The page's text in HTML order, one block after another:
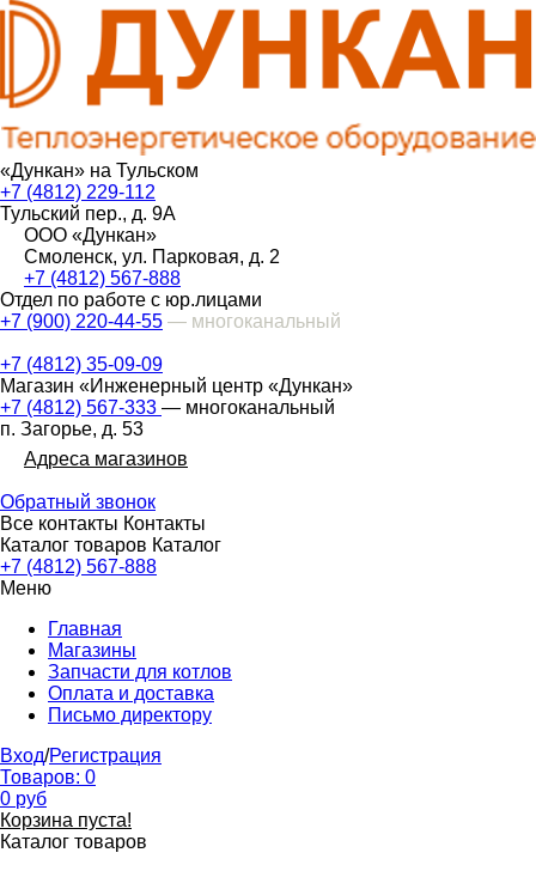
«Дункан» на Тульском
+7 (4812) 229-112
Тульский пер., д. 9А
ООО «Дункан»
Смоленск, ул. Парковая, д. 2
+7 (4812) 567-888
Отдел по работе с юр.лицами
+7 (900) 220-44-55 — многоканальный
+7 (4812) 35-09-09
Магазин «Инженерный центр «Дункан»
+7 (4812) 567-333 — многоканальный
п. Загорье, д. 53
Адреса магазинов
Обратный звонок
Все контакты Контакты
Каталог товаров Каталог
+7 (4812) 567-888
Меню
Главная
Магазины
Запчасти для котлов
Оплата и доставка
Письмо директору
Вход/Регистрация
Товаров: 0
0 руб
Корзина пуста!
Каталог товаров